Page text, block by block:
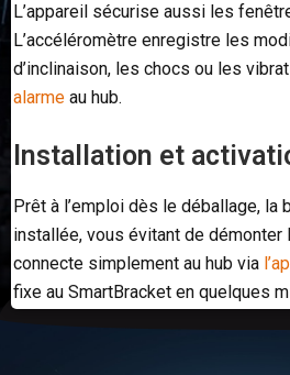
L’appareil sécurise aussi les
L’accéléromètre enregistre les
d’inclinaison, les chocs ou les
alarme au hub.
Installation et
Prêt à l’emploi dès le déballage, la
installée, vous évitant de démonter
connecte simplement au hub via
fixe au SmartBracket en quelques